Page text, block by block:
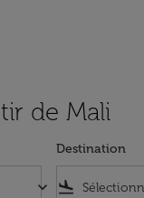
de Mali
keyboard_arrow_down
Destination
flight_land